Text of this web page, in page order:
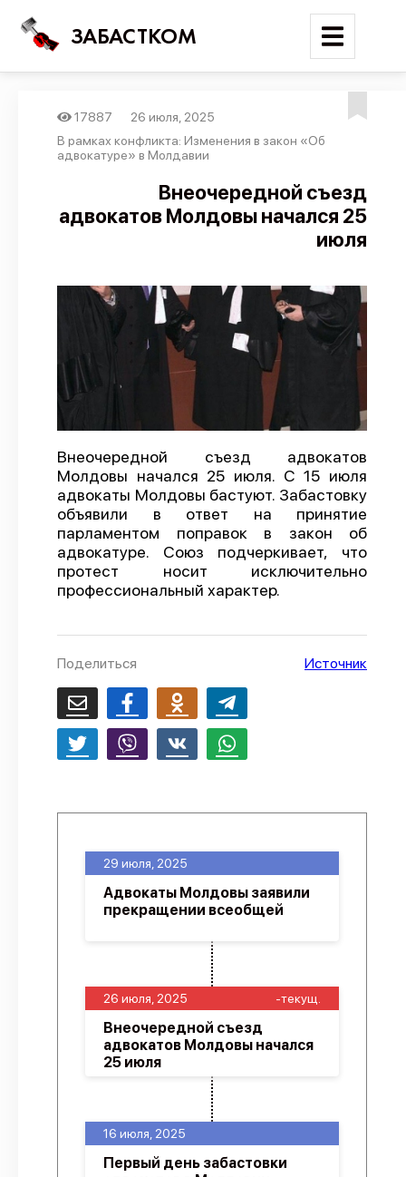
ЗАБАСТКОМ
Войти
Поиск
Новости
Отчеты
Предложить публикацию
Справочник
API
О проекте
Политика конфиденциальности
17887
26 июля, 2025
В рамках конфликта: Изменения в закон «Об
адвокатуре» в Молдавии
Внеочередной съезд
адвокатов Молдовы начался 25
июля
Внеочередной съезд адвокатов
Молдовы начался 25 июля. С 15 июля
адвокаты Молдовы бастуют. Забастовку
объявили в ответ на принятие
парламентом поправок в закон об
адвокатуре. Союз подчеркивает, что
протест носит исключительно
профессиональный характер.
Поделиться Источник
16 июля, 2025
Первый день забастовки
26 июля, 2025 -текущ.
Внеочередной съезд
адвокатов Молдовы начался
25 июля
29 июля, 2025
Адвокаты Молдовы заявили
прекращении всеобщей